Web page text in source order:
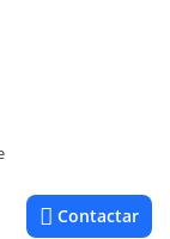
Contactar